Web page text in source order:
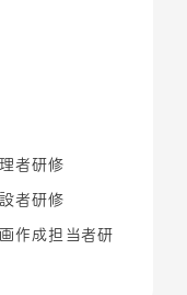
者研修
者研修
作成担当者研